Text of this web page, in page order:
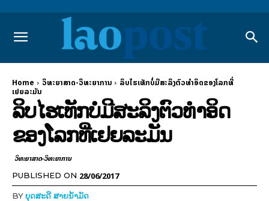
Home ວິທະຍາສາດ-ວິທະຍາການ
ລິບໄຮເທັກບໍ່ມີສະລິງຕົວທຳອິດຂອງໂລກທີ່
ເຢຍລະມັນ
ລິບໄຮເທັກບໍ່ມີສະລິງຕົວທຳອິດ
ຂອງໂລກທີ່ເຢຍລະມັນ
ວິທະຍາສາດ-ວິທະຍາການ
PUBLISHED ON 28/06/2017
BYບຸດສະດີ ສາຍນ້ຳມັດ